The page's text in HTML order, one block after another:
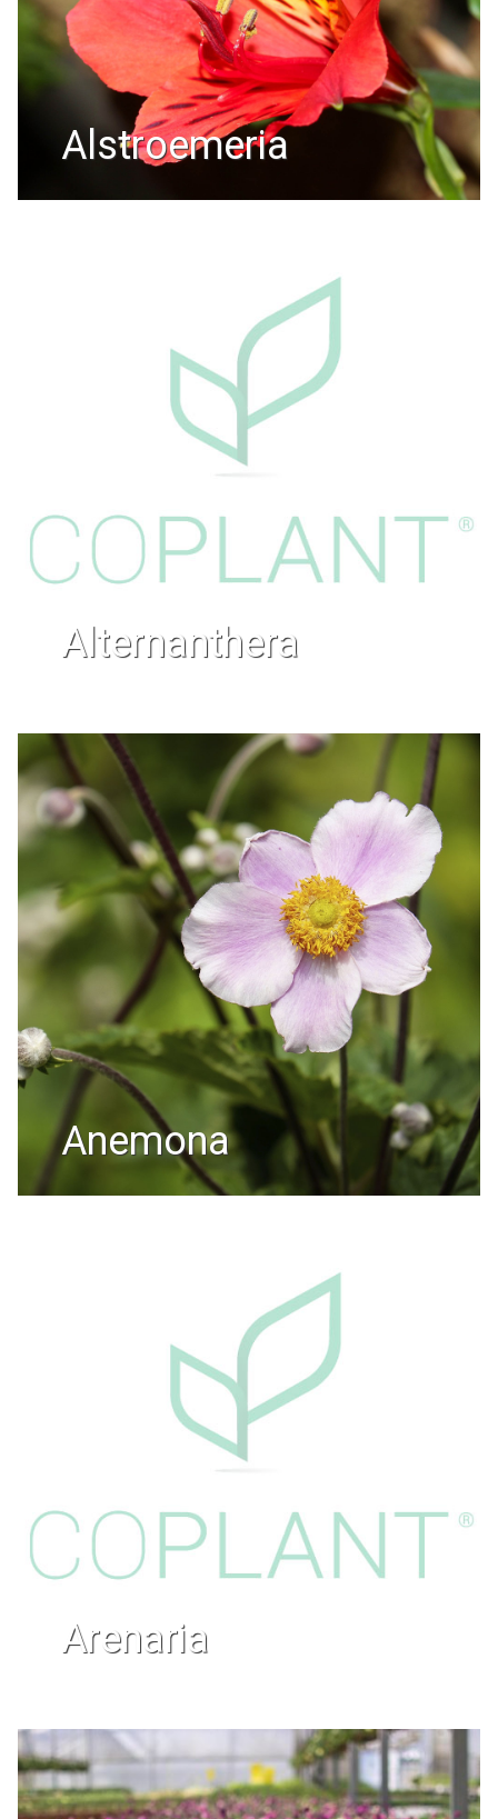
alstroemeria
alternanthera
anemona
arenaria